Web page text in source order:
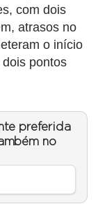
com dois
atrasos no
o início
pontos
preferida
no